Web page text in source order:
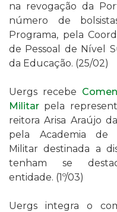
na revogação da
número de
Programa, pela
de Pessoal de Nível
da Educação. (25/02)
Uergs recebe
Militar pela
reitora Arisa Araújo
pela Academia
Militar destinada a
tenham se
entidade. (1º/03)
Uergs integra o